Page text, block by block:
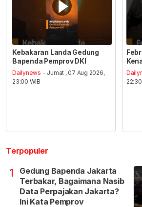
Kebakaran Landa Gedung
Bapenda Pemprov DKI
Dailynews - Jumat , 07 Aug 2026,
23:00 WIB
Terpopuler
1
Gedung Bapenda Jakarta
Terbakar, Bagaimana Nasib
Data Perpajakan Jakarta?
Ini Kata Pemprov